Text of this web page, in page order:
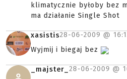
klimatycznie byłoby bez
ma działanie Single Shot
xasistis28-06-2009 @
Wyjmij i biegaj bez
_majster_ 28-06-2009 @